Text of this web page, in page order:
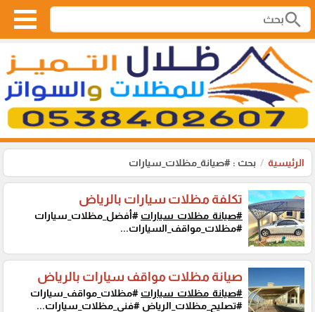
search
الرئيسية بحث : #صيانة_مظلات_سيارات
تكلفة مظلات سيارات بالرياض
#صيانة_مظلات_سيارات #أفضل_مظلات_سيارات
#مظلات_مواقف_السيارات...
صيانة مظلات مواقف سيارات بالرياض
#صيانة_مظلات_سيارات #مظلات_مواقف_سيارات
#تصليح_مظلات_الرياض #فني_مظلات_سيارات...